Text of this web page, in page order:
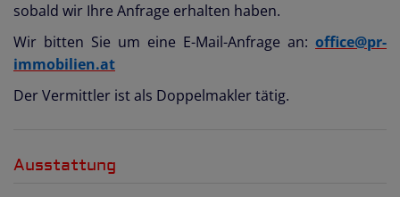
sobald wir Ihre Anfrage erhalten haben.
Wir bitten Sie um eine E-Mail-Anfrage an: office@pr-
immobilien.at
Der Vermittler ist als Doppelmakler tätig.
Ausstattung